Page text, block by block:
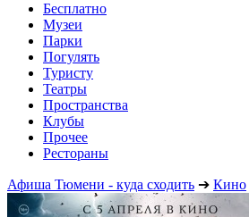
Бесплатно
Музеи
Парки
Погулять
Туристу
Театры
Пространства
Клубы
Прочее
Рестораны
Афиша Тюмени - куда сходить ➔ Кино